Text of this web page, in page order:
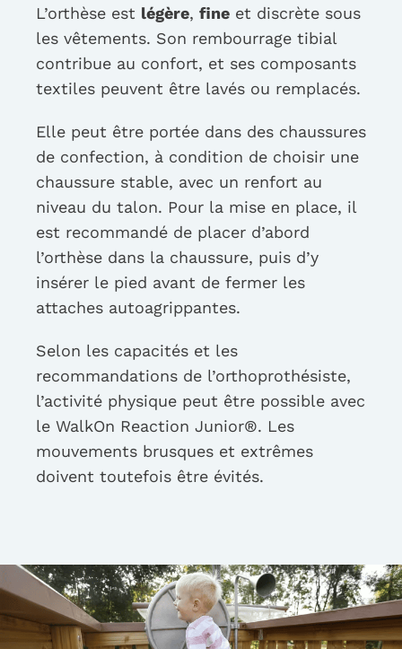
L’orthèse est légère, fineet discrète sous
les vêtements. Son rembourrage tibial
contribue au confort, et ses composants
textiles peuvent être lavés ou remplacés.
Elle peut être portée dans des chaussures
de confection, à condition de choisir une
chaussure stable, avec un renfort au
niveau du talon. Pour la mise en place, il
est recommandé de placer d’abord
l’orthèse dans la chaussure, puis d’y
insérer le pied avant de fermer les
attaches autoagrippantes.
Selon les capacités et les
recommandations de l’orthoprothésiste,
l’activité physique peut être possible avec
le WalkOn Reaction Junior®. Les
mouvements brusques et extrêmes
doivent toutefois être évités.